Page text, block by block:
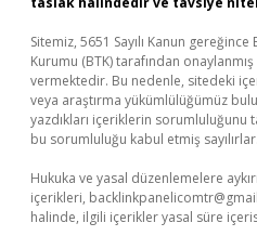
Sitemiz, 5651 Sayılı Kanun
Kurumu (BTK) tarafından
vermektedir. Bu nedenle, sitedeki
veya araştırma yükümlülüğümüz
yazdıkları içeriklerin sorumluluğunu
bu sorumluluğu kabul etmiş sayılırlar.
Hukuka ve yasal düzenlemelere
içerikleri,
halinde, ilgili içerikler yasal süre